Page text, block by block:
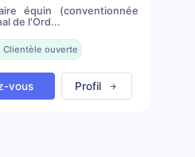
équin (conventionnée
de l'Ord...
Clientèle ouverte
vous Profil